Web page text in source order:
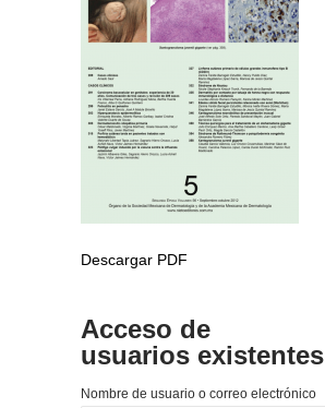
Descargar PDF
Acceso de
usuarios existentes
Nombre de usuario o correo electrónico